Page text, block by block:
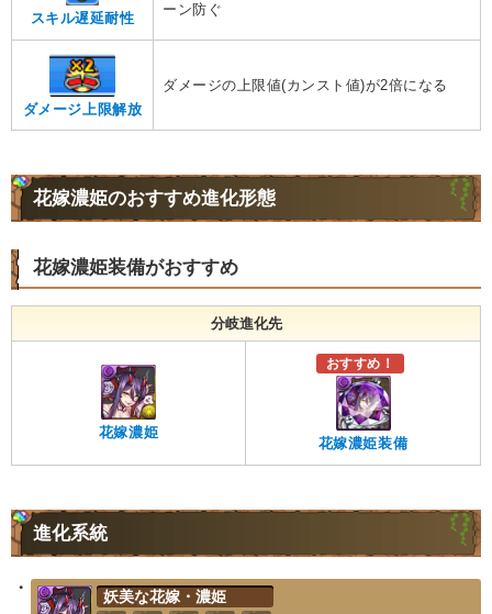
スキル遅延耐性
ーン防ぐ
ダメージ上限解放
ダメージの上限値(カンスト値)が2倍になる
花嫁濃姫のおすすめ進化形態
花嫁濃姫装備がおすすめ
分岐進化先
花嫁濃姫
おすすめ！
花嫁濃姫装備
進化系統
妖美な花嫁・濃姫